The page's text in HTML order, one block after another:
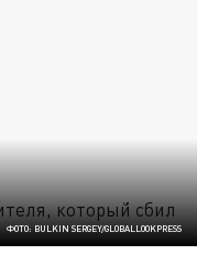
ФОТО: BULKIN SERGEY/GLOBALLOOKPRESS